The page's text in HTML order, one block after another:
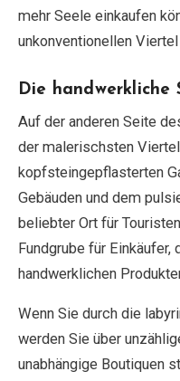
mehr Seele einkaufen
unkonventionellen
Die handwerkliche
Auf der anderen Seite
der malerischsten
kopfsteingepflasterten
Gebäuden und dem
beliebter Ort für
Fundgrube für Einkäufer,
handwerklichen
Wenn Sie durch die
werden Sie über
unabhängige Boutiquen